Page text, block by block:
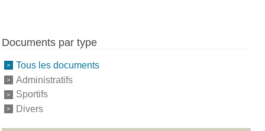
Documents par type
Tous les documents
Administratifs
Sportifs
Divers